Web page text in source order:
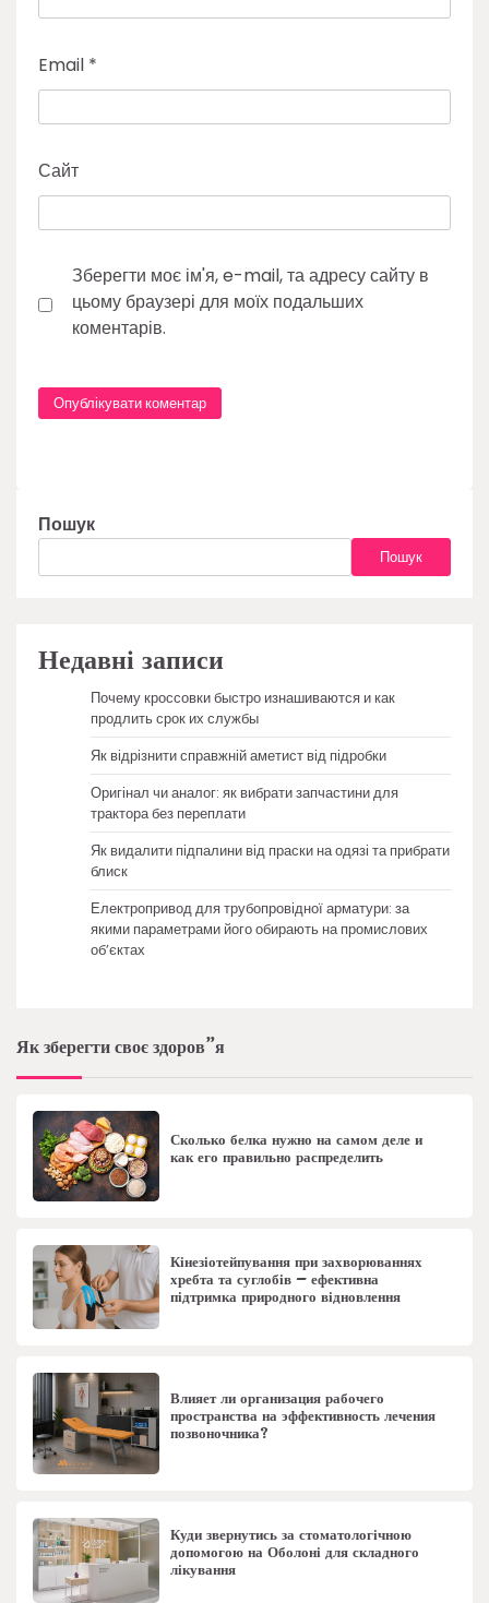
Email *
Сайт
Зберегти моє ім'я, e-mail, та адресу сайту в
цьому браузері для моїх подальших
коментарів.
Пошук
Пошук
Недавні записи
Почему кроссовки быстро изнашиваются и как
продлить срок их службы
Як відрізнити справжній аметист від підробки
Оригінал чи аналог: як вибрати запчастини для
трактора без переплати
Як видалити підпалини від праски на одязі та прибрати
блиск
Електропривод для трубопровідної арматури: за
якими параметрами його обирають на промислових
об’єктах
Як зберегти своє здоров”я
Сколько белка нужно на самом деле и
как его правильно распределить
Кінезіотейпування при захворюваннях
хребта та суглобів – ефективна
підтримка природного відновлення
Влияет ли организация рабочего
пространства на эффективность лечения
позвоночника?
Куди звернутись за стоматологічною
допомогою на Оболоні для складного
лікування